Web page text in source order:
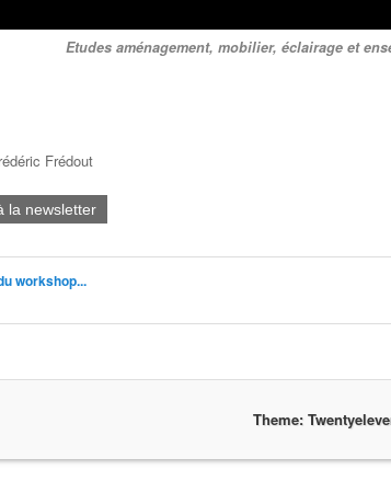
Etudes aménagement, mobilier, éclairage et
Frédout
la newsletter
workshop...
Theme: